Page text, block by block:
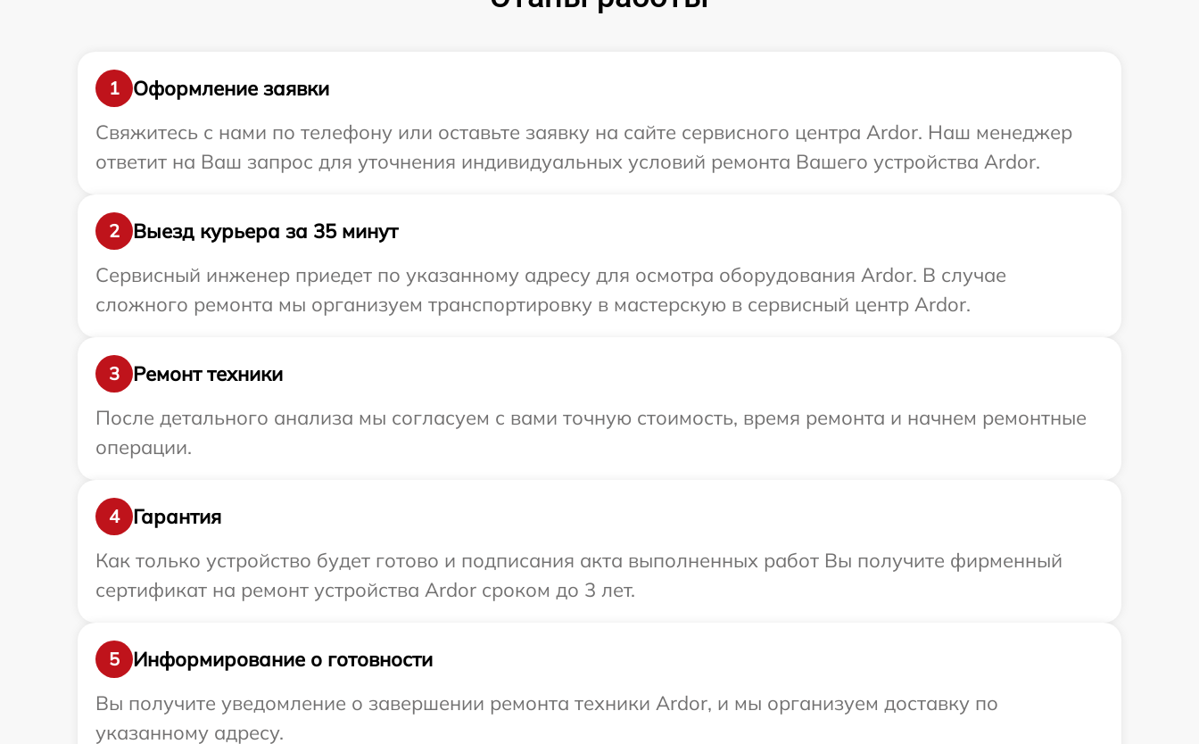
1
Оформление заявки
Свяжитесь с нами по телефону или оставьте заявку на сайте сервисного центра Ardor. Наш менеджер
ответит на Ваш запрос для уточнения индивидуальных условий ремонта Вашего устройства Ardor.
2
Выезд курьера за 35 минут
Сервисный инженер приедет по указанному адресу для осмотра оборудования Ardor. В случае
сложного ремонта мы организуем транспортировку в мастерскую в сервисный центр Ardor.
3
Ремонт техники
После детального анализа мы согласуем с вами точную стоимость, время ремонта и начнем ремонтные
операции.
4
Гарантия
Как только устройство будет готово и подписания акта выполненных работ Вы получите фирменный
сертификат на ремонт устройства Ardor сроком до 3 лет.
5
Информирование о готовности
Вы получите уведомление о завершении ремонта техники Ardor, и мы организуем доставку по
указанному адресу.